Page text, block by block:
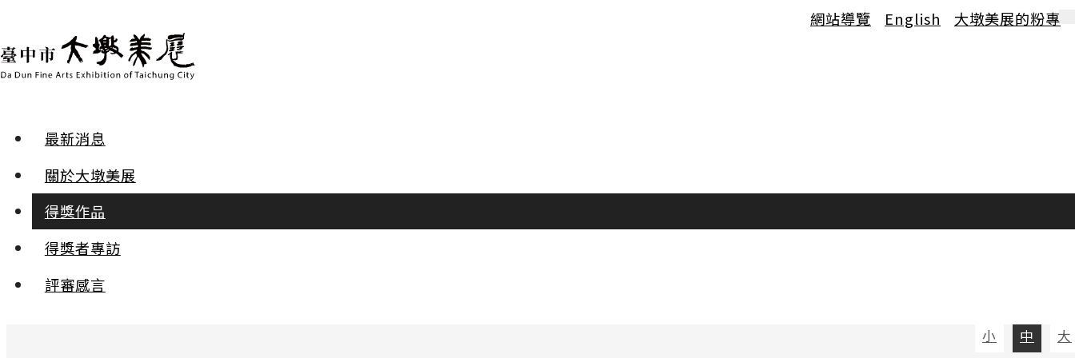
網站導覽 English 大墩美展的粉專
最新消息
關於大墩美展
得獎作品
得獎者專訪
評審感言
書法 | 入選
杜甫春夜喜雨
小
中 大